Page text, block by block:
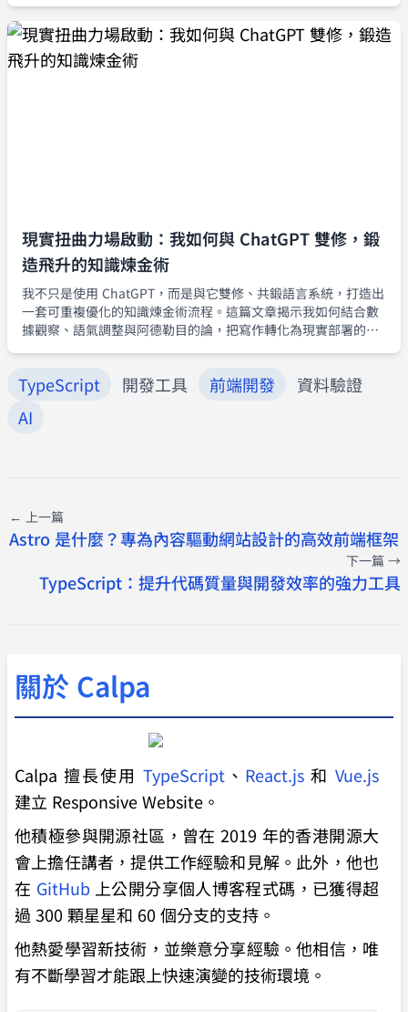
現實扭曲力場啟動：我如何與 ChatGPT 雙修，鍛
造飛升的知識煉金術
我不只是使用 ChatGPT，而是與它雙修、共鍛語言系統，打造出
一套可重複優化的知識煉金術流程。這篇文章揭示我如何結合數
據觀察、語氣調整與阿德勒目的論，把寫作轉化為現實部署的煉
TypeScript 開發工具 前端開發
資料驗證
AI
← 上一篇
Astro 是什麼？專為內容驅動網站設計的高效前端框架
下一篇 →
TypeScript：提升代碼質量與開發效率的強力工具
關於 Calpa
Calpa 擅長使用 TypeScript 、 React.js 和 Vue.js
建立 Responsive Website。
他積極參與開源社區，曾在 2019 年的香港開源大
會上擔任講者，提供工作經驗和見解。此外，他也
在 GitHub上公開分享個人博客程式碼，已獲得超
過 300 顆星星和 60 個分支的支持。
他熱愛學習新技術，並樂意分享經驗。他相信，唯
有不斷學習才能跟上快速演變的技術環境。